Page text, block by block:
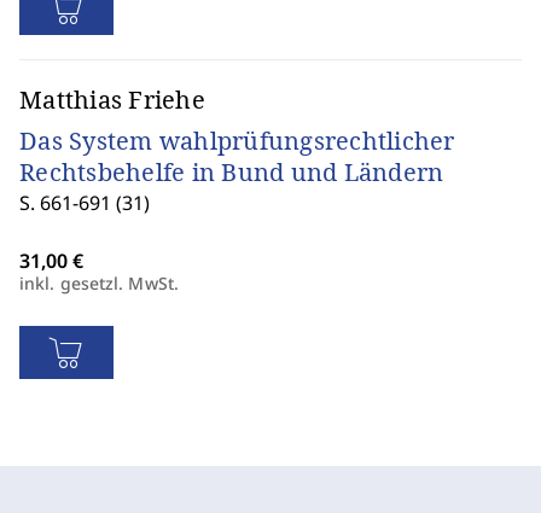
Matthias Friehe
Das System wahlprüfungsrechtlicher
Rechtsbehelfe in Bund und Ländern
S. 661-691 (31)
inkl. gesetzl. MwSt.